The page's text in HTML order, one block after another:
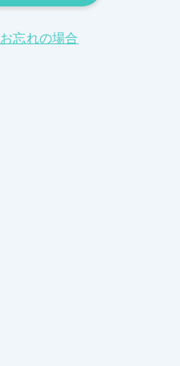
忘れの場合